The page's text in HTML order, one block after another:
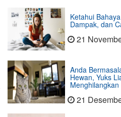
Ketahui
Dampak, dan
21
Anda
Hewan, Yuks
21